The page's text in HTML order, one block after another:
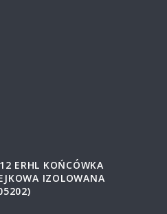
ERHL KOŃCÓWKA
IZOLOWANA